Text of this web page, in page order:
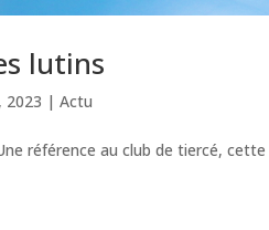
lutins
2023 |Actu
référence au club de tiercé,